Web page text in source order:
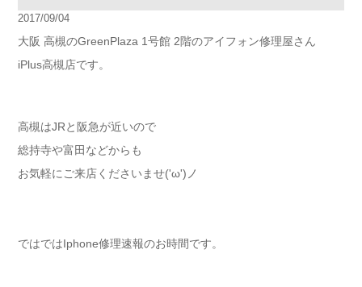
2017/09/04
大阪 高槻のGreenPlaza 1号館 2階のアイフォン修理屋さん
iPlus高槻店です。
高槻はJRと阪急が近いので
総持寺や富田などからも
お気軽にご来店くださいませ('ω')ノ
ではではIphone修理速報のお時間です。